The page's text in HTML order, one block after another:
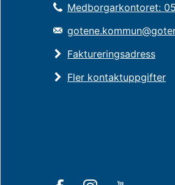
Medborgarkontoret:
Faktureringsadress
Fler kontaktuppgifter